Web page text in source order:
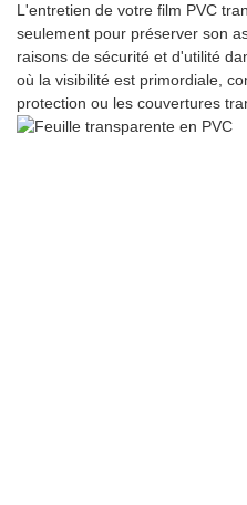
L'entretien de votre film PVC
seulement pour préserver son
raisons de sécurité et d'utilité
où la visibilité est primordiale,
protection ou les couvertures